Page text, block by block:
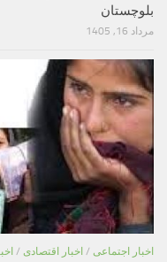
بلوچستان
مرداد 16, 1405
اخبار اجتماعی / اخبار اقتصادی /